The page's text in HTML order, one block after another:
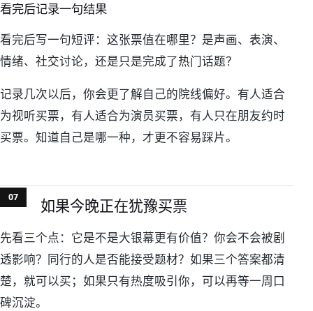
看完后记录一句结果
看完后写一句短评：这张票值在哪里？是声画、表演、
情绪、社交讨论，还是只是完成了热门话题？
记录几次以后，你会更了解自己的院线偏好。有人适合
为视听买票，有人适合为演员买票，有人只在朋友约时
买票。知道自己是哪一种，才更不容易踩片。
如果今晚正在犹豫买票
先看三个点：它是不是大银幕更有价值？你会不会被剧
透影响？同行的人是否能接受题材？如果三个答案都清
楚，就可以买；如果只有热度吸引你，可以再等一周口
碑沉淀。